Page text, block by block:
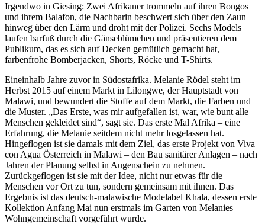
Irgendwo in Giesing: Zwei Afrikaner trommeln auf ihren Bongos
und ihrem Balafon, die Nachbarin beschwert sich über den Zaun
hinweg über den Lärm und droht mit der Polizei. Sechs Models
laufen barfuß durch die Gänseblümchen und präsentieren dem
Publikum, das es sich auf Decken gemütlich gemacht hat,
farbenfrohe Bomberjacken, Shorts, Röcke und T-Shirts.
Eineinhalb Jahre zuvor in Südostafrika. Melanie Rödel steht im
Herbst 2015 auf einem Markt in Lilongwe, der Hauptstadt von
Malawi, und bewundert die Stoffe auf dem Markt, die Farben und
die Muster. „Das Erste, was mir aufgefallen ist, war, wie bunt alle
Menschen gekleidet sind“, sagt sie. Das erste Mal Afrika – eine
Erfahrung, die Melanie seitdem nicht mehr losgelassen hat.
Hingeflogen ist sie damals mit dem Ziel, das erste Projekt von Viva
con Agua Österreich in Malawi – den Bau sanitärer Anlagen – nach
Jahren der Planung selbst in Augenschein zu nehmen.
Zurückgeflogen ist sie mit der Idee, nicht nur etwas für die
Menschen vor Ort zu tun, sondern gemeinsam mit ihnen. Das
Ergebnis ist das deutsch-malawische Modelabel Khala, dessen erste
Kollektion Anfang Mai nun erstmals im Garten von Melanies
Wohngemeinschaft vorgeführt wurde.